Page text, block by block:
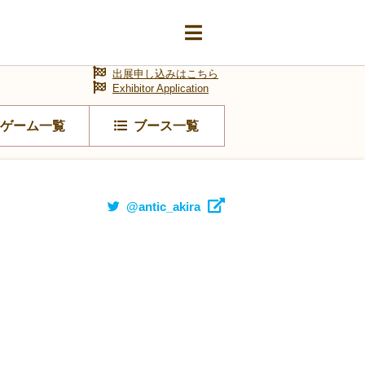
ゲーム一覧 ブース一覧
出展申し込みはこちら
Exhibitor Application
@antic_akira